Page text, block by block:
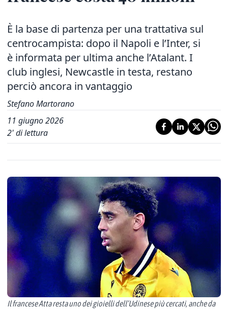
È la base di partenza per una trattativa sul
centrocampista: dopo il Napoli e l’Inter, si
è informata per ultima anche l’Atalant. I
club inglesi, Newcastle in testa, restano
perciò ancora in vantaggio
Stefano Martorano
11 giugno 2026
2' di lettura
Il francese Atta resta uno dei gioielli dell’Udinese più cercati, anche da